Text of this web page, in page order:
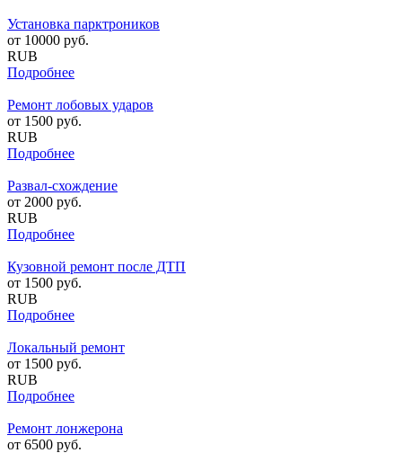
Установка парктроников
от 10000 руб.
RUB
Подробнее
Ремонт лобовых ударов
от 1500 руб.
RUB
Подробнее
Развал-схождение
от 2000 руб.
RUB
Подробнее
Кузовной ремонт после ДТП
от 1500 руб.
RUB
Подробнее
Локальный ремонт
от 1500 руб.
RUB
Подробнее
Ремонт лонжерона
от 6500 руб.